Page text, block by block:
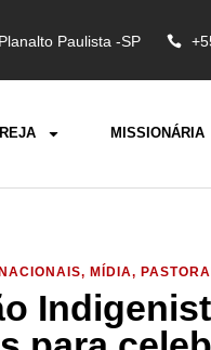
Paulista -SP
MISSIONÁRIA
, MÍDIA,